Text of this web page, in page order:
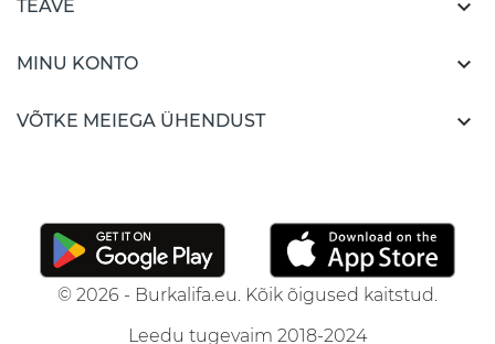
TEAVE 
MINU KONTO 
VÕTKE MEIEGA ÜHENDUST 
© 2026 - Burkalifa.eu. Kõik õigused kaitstud.
Leedu tugevaim 2018-2024